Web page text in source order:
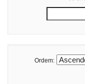
Ordem: